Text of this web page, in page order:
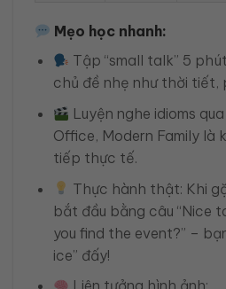
Mẹo học nhanh:
Tập “small talk” 5
chủ đề nhẹ như thời tiết,
Luyện nghe idioms
Office, Modern Family là
tiếp thực tế.
Thực hành thật: Khi
bắt đầu bằng câu “Nice
you find the event?” –
ice” đấy!